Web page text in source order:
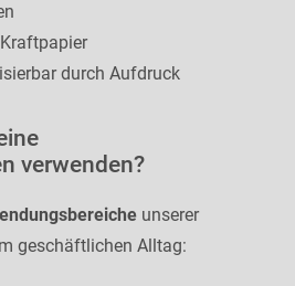
durch Aufdruck
verwenden?
unserer
geschäftlichen Alltag: